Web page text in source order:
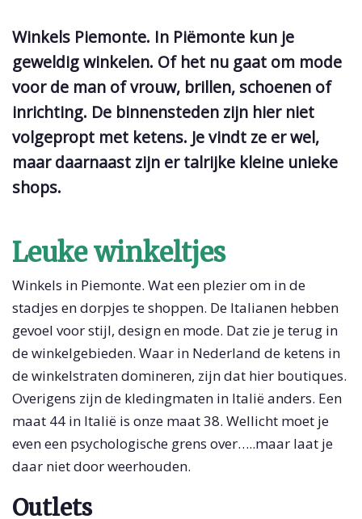
Winkels Piemonte. In Piëmonte kun je
geweldig winkelen. Of het nu gaat om mode
voor de man of vrouw, brillen, schoenen of
inrichting. De binnensteden zijn hier niet
volgepropt met ketens. Je vindt ze er wel,
maar daarnaast zijn er talrijke kleine unieke
shops.
Leuke winkeltjes
Winkels in Piemonte. Wat een plezier om in de
stadjes en dorpjes te shoppen. De Italianen hebben
gevoel voor stijl, design en mode. Dat zie je terug in
de winkelgebieden. Waar in Nederland de ketens in
de winkelstraten domineren, zijn dat hier boutiques.
Overigens zijn de kledingmaten in Italië anders. Een
maat 44 in Italië is onze maat 38. Wellicht moet je
even een psychologische grens over…..maar laat je
daar niet door weerhouden.
Outlets